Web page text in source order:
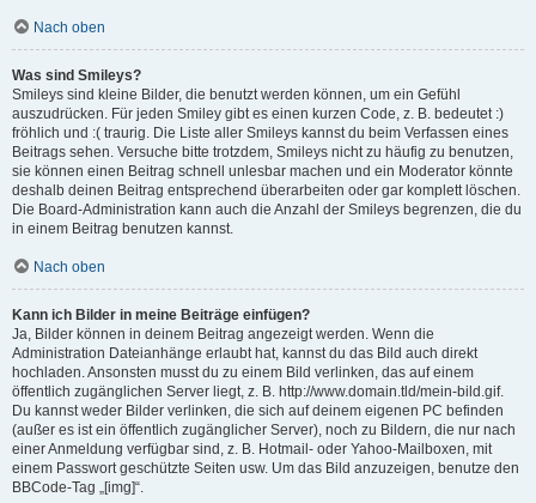
Nach oben
Was sind Smileys?
Smileys sind kleine Bilder, die benutzt werden können, um ein Gefühl
auszudrücken. Für jeden Smiley gibt es einen kurzen Code, z. B. bedeutet :)
fröhlich und :( traurig. Die Liste aller Smileys kannst du beim Verfassen eines
Beitrags sehen. Versuche bitte trotzdem, Smileys nicht zu häufig zu benutzen,
sie können einen Beitrag schnell unlesbar machen und ein Moderator könnte
deshalb deinen Beitrag entsprechend überarbeiten oder gar komplett löschen.
Die Board-Administration kann auch die Anzahl der Smileys begrenzen, die du
in einem Beitrag benutzen kannst.
Nach oben
Kann ich Bilder in meine Beiträge einfügen?
Ja, Bilder können in deinem Beitrag angezeigt werden. Wenn die
Administration Dateianhänge erlaubt hat, kannst du das Bild auch direkt
hochladen. Ansonsten musst du zu einem Bild verlinken, das auf einem
öffentlich zugänglichen Server liegt, z. B. http://www.domain.tld/mein-bild.gif.
Du kannst weder Bilder verlinken, die sich auf deinem eigenen PC befinden
(außer es ist ein öffentlich zugänglicher Server), noch zu Bildern, die nur nach
einer Anmeldung verfügbar sind, z. B. Hotmail- oder Yahoo-Mailboxen, mit
einem Passwort geschützte Seiten usw. Um das Bild anzuzeigen, benutze den
BBCode-Tag „[img]“.